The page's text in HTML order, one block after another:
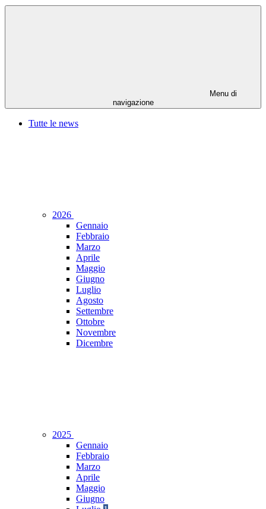
Menu di
navigazione
Tutte le news
2026
Gennaio
Febbraio
Marzo
Aprile
Maggio
Giugno
Luglio
Agosto
Settembre
Ottobre
Novembre
Dicembre
2025
Gennaio
Febbraio
Marzo
Aprile
Maggio
Giugno